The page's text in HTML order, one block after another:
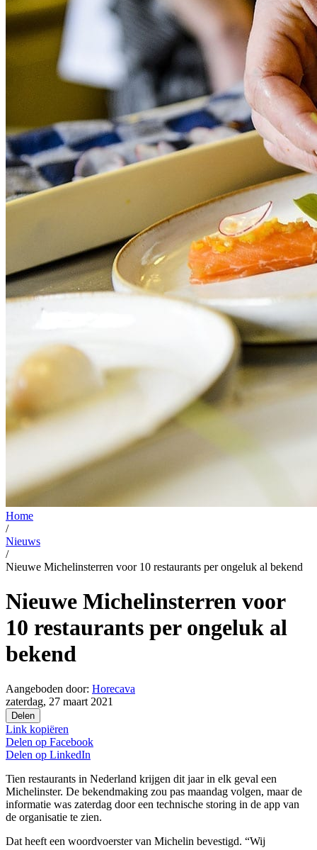
Home
/
Nieuws
/
Nieuwe Michelinsterren voor 10 restaurants per ongeluk al bekend
Nieuwe Michelinsterren voor
10 restaurants per ongeluk al
bekend
Aangeboden door: Horecava
zaterdag, 27 maart 2021
Delen
Link kopiëren
Delen op Facebook
Delen op LinkedIn
Tien restaurants in Nederland krijgen dit jaar in elk geval een
Michelinster. De bekendmaking zou pas maandag volgen, maar de
informatie was zaterdag door een technische storing in de app van
de organisatie te zien.
Dat heeft een woordvoerster van Michelin bevestigd. “Wij